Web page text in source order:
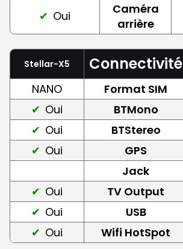
Oui
Caméra
arrière
Stellar-X5 Connectivité
NANO Format SIM
Oui
BTMono
Oui
BTStereo
Oui
GPS
Jack
Oui
TV Output
Oui
USB
Oui
Wifi HotSpot